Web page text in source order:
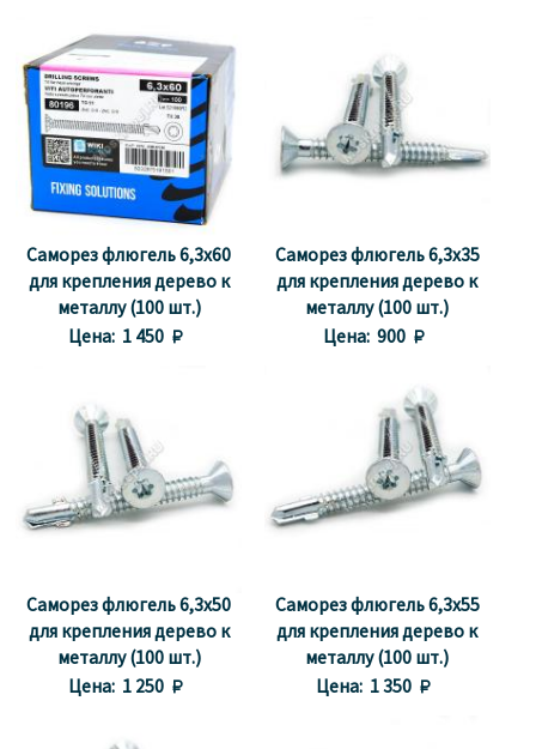
Саморез флюгель 6,3x60
для крепления дерево к
металлу (100 шт.)
Цена: 1 450 
Саморез флюгель 6,3х35
для крепления дерево к
металлу (100 шт.)
Цена: 900 
Саморез флюгель 6,3х50
для крепления дерево к
металлу (100 шт.)
Цена: 1 250 
Саморез флюгель 6,3х55
для крепления дерево к
металлу (100 шт.)
Цена: 1 350 